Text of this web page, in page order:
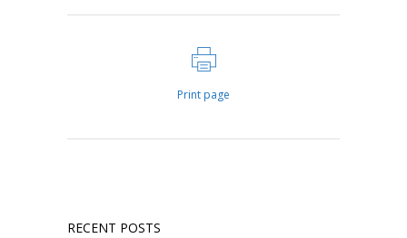
Print page
RECENT POSTS